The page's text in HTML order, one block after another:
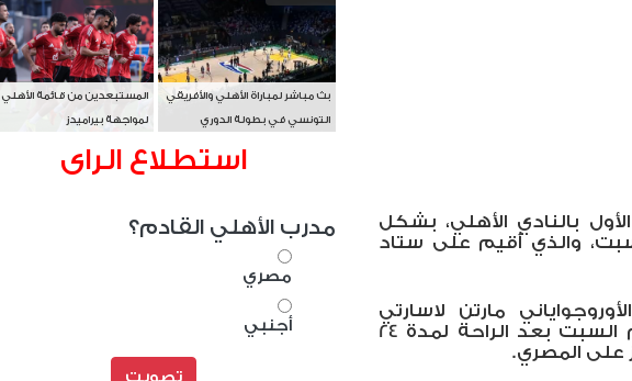
بالنادي الأهلي، بشكل
والذي أُقيم على ستاد
مارتن لاسارتي
استعداداته لمواجهة طلائع الجيش اليوم السبت بعد الراحة لمدة 24
على المصري.
بث مباشر لمباراة الأهلي والأفريقي
التونسي في بطولة الدوري
المستبعدين من قائمة الأهلي
لمواجهة بيراميدز
استطلاع الراى
مدرب الأهلي القادم؟
مصري
أجنبي
تصويت